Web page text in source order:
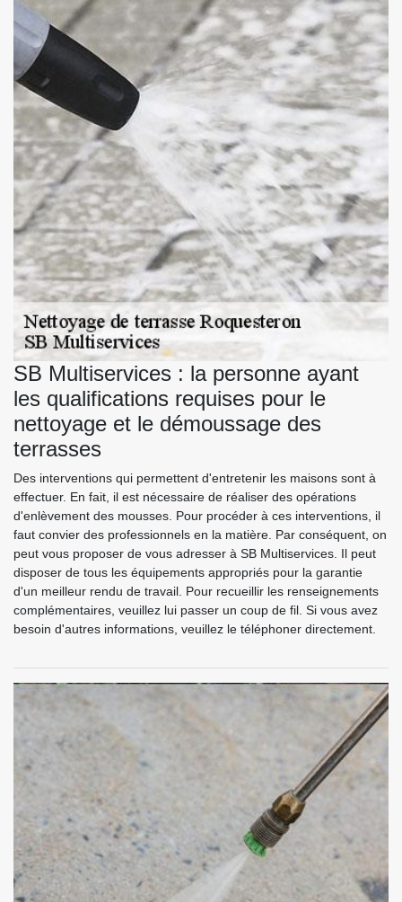
SB Multiservices : la personne ayant
les qualifications requises pour le
nettoyage et le démoussage des
terrasses
Des interventions qui permettent d'entretenir les maisons sont à
effectuer. En fait, il est nécessaire de réaliser des opérations
d'enlèvement des mousses. Pour procéder à ces interventions, il
faut convier des professionnels en la matière. Par conséquent, on
peut vous proposer de vous adresser à SB Multiservices. Il peut
disposer de tous les équipements appropriés pour la garantie
d'un meilleur rendu de travail. Pour recueillir les renseignements
complémentaires, veuillez lui passer un coup de fil. Si vous avez
besoin d'autres informations, veuillez le téléphoner directement.